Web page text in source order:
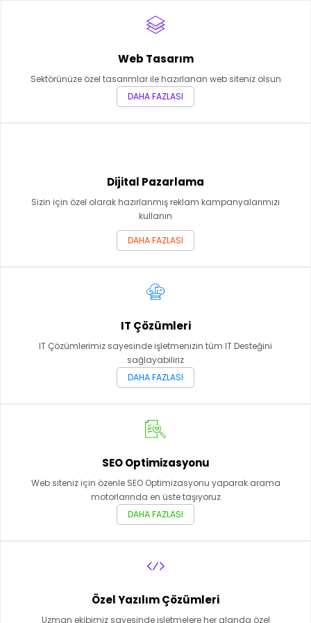
Web Tasarım
Sektörünüze özel tasarımlar ile hazırlanan web siteniz olsun
DAHA FAZLASI
Dijital Pazarlama
Sizin için özel olarak hazırlanmış reklam kampanyalarımızı
kullanın
DAHA FAZLASI
IT Çözümleri
IT Çözümlerimiz sayesinde işletmenizin tüm IT Desteğini
sağlayabiliriz
DAHA FAZLASI
SEO Optimizasyonu
Web siteniz için özenle SEO Optimizasyonu yaparak arama
motorlarında en üste taşıyoruz
DAHA FAZLASI
Özel Yazılım Çözümleri
Uzman ekibimiz sayesinde işletmelere her alanda özel